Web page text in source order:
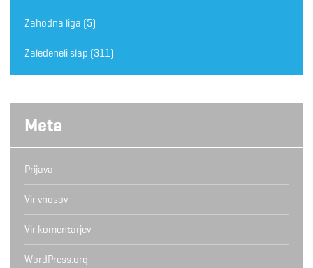
Zahodna liga (5)
Zaledeneli slap (311)
Meta
Prijava
Vir vnosov
Vir komentarjev
WordPress.org